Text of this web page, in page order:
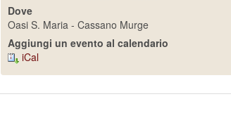
Dove
Oasi S. Maria - Cassano Murge
Aggiungi un evento al calendario
iCal